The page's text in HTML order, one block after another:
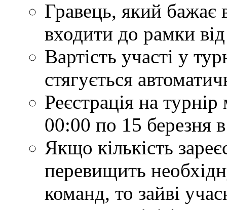
Гравець, який бажає
входити до рамки
Вартість участі у
стягується
Реєстрація на
00:00 по 15 березня
Якщо кількість
перевищить
команд, то зайві